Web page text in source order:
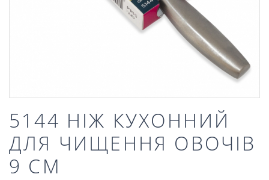
5144 НІЖ КУХОННИЙ
ДЛЯ ЧИЩЕННЯ ОВОЧІВ
9 СМ